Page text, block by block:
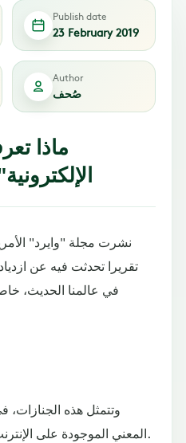
Publish date
23 February 2019
Author
صُحف
ماذا
نشرت مجلة "وايرد"
تقريرا تحدثت فيه عن
في عالمنا الحديث،
وتتمثل هذه
المعني الموجودة على الإنترنت، حتى لا تستخدم بعد وفاته.